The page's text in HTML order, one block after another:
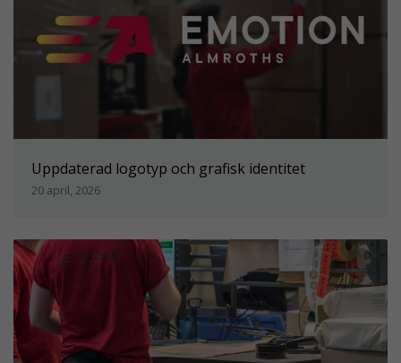
Uppdaterad logotyp och grafisk identitet
20 april, 2026